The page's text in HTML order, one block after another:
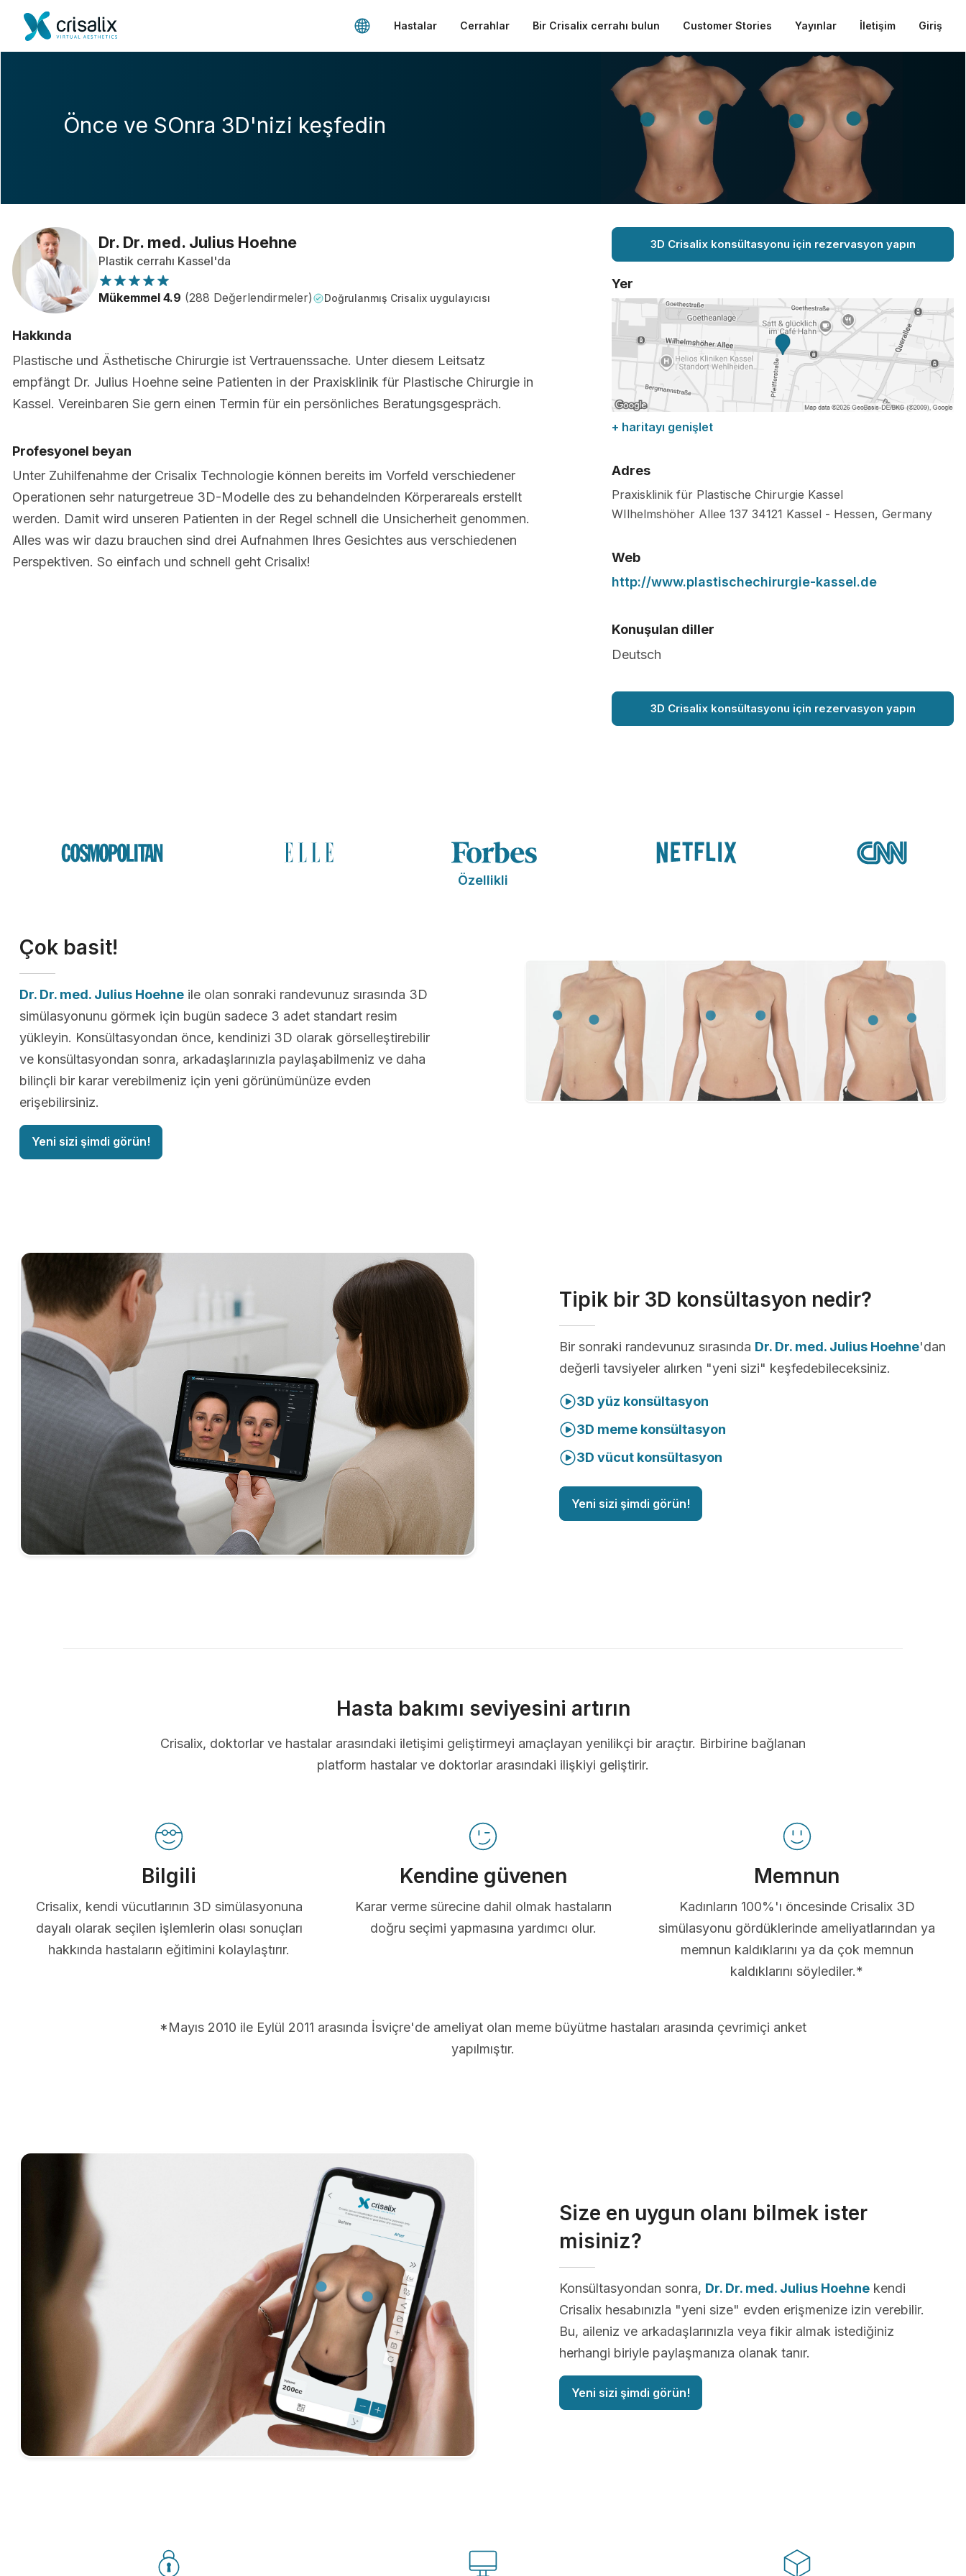
Hastalar Cerrahlar Bir Crisalix cerrahı bulun Customer Stories Yayınlar İletişim Giriş
Önce ve SOnra 3D'nizi keşfedin
Dr. Dr. med. Julius Hoehne
Plastik cerrahı Kassel'da
Mükemmel 4.9 (288 Değerlendirmeler) Doğrulanmış Crisalix uygulayıcısı
Hakkında
Plastische und Ästhetische Chirurgie ist Vertrauenssache. Unter diesem Leitsatz
empfängt Dr. Julius Hoehne seine Patienten in der Praxisklinik für Plastische Chirurgie in
Kassel. Vereinbaren Sie gern einen Termin für ein persönliches Beratungsgespräch.
Profesyonel beyan
Unter Zuhilfenahme der Crisalix Technologie können bereits im Vorfeld verschiedener
Operationen sehr naturgetreue 3D-Modelle des zu behandelnden Körperareals erstellt
werden. Damit wird unseren Patienten in der Regel schnell die Unsicherheit genommen.
Alles was wir dazu brauchen sind drei Aufnahmen Ihres Gesichtes aus verschiedenen
Perspektiven. So einfach und schnell geht Crisalix!
3D Crisalix konsültasyonu için rezervasyon yapın
Yer
+ haritayı genişlet
Adres
Praxisklinik für Plastische Chirurgie Kassel
WIlhelmshöher Allee 137 34121 Kassel - Hessen, Germany
Web
http://www.plastischechirurgie-kassel.de
Konuşulan diller
Deutsch
3D Crisalix konsültasyonu için rezervasyon yapın
Özellikli
Çok basit!
Dr. Dr. med. Julius Hoehne ile olan sonraki randevunuz sırasında 3D
simülasyonunu görmek için bugün sadece 3 adet standart resim
yükleyin. Konsültasyondan önce, kendinizi 3D olarak görselleştirebilir
ve konsültasyondan sonra, arkadaşlarınızla paylaşabilmeniz ve daha
bilinçli bir karar verebilmeniz için yeni görünümünüze evden
erişebilirsiniz.
Yeni sizi şimdi görün!
Tipik bir 3D konsültasyon nedir?
Bir sonraki randevunuz sırasında Dr. Dr. med. Julius Hoehne'dan
değerli tavsiyeler alırken "yeni sizi" keşfedebileceksiniz.
3D yüz konsültasyon
3D meme konsültasyon
3D vücut konsültasyon
Yeni sizi şimdi görün!
Hasta bakımı seviyesini artırın
Crisalix, doktorlar ve hastalar arasındaki iletişimi geliştirmeyi amaçlayan yenilikçi bir araçtır. Birbirine bağlanan
platform hastalar ve doktorlar arasındaki ilişkiyi geliştirir.
Bilgili
Crisalix, kendi vücutlarının 3D simülasyonuna
dayalı olarak seçilen işlemlerin olası sonuçları
hakkında hastaların eğitimini kolaylaştırır.
Kendine güvenen
Karar verme sürecine dahil olmak hastaların
doğru seçimi yapmasına yardımcı olur.
Memnun
Kadınların 100%'ı öncesinde Crisalix 3D
simülasyonu gördüklerinde ameliyatlarından ya
memnun kaldıklarını ya da çok memnun
kaldıklarını söylediler.*
*Mayıs 2010 ile Eylül 2011 arasında İsviçre'de ameliyat olan meme büyütme hastaları arasında çevrimiçi anket
yapılmıştır.
Size en uygun olanı bilmek ister
misiniz?
Konsültasyondan sonra, Dr. Dr. med. Julius Hoehne kendi
Crisalix hesabınızla "yeni size" evden erişmenize izin verebilir.
Bu, aileniz ve arkadaşlarınızla veya fikir almak istediğiniz
herhangi biriyle paylaşmanıza olanak tanır.
Yeni sizi şimdi görün!